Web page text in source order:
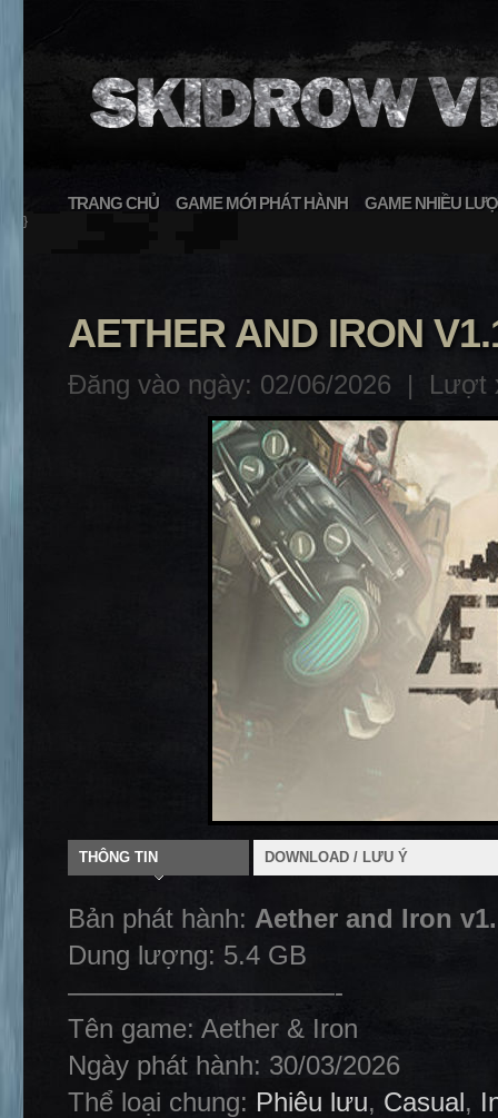
TRANG CHỦ GAME MỚI PHÁT HÀNH GAME NHIỀU
}
AETHER AND IRON
Đăng vào ngày: 02/06/2026 | Lượt
THÔNG TIN DOWNLOAD / LƯU Ý
Bản phát hành: Aether and Iron
Dung lượng: 5.4 GB
——————————-
Tên game: Aether & Iron
Ngày phát hành: 30/03/2026
Thể loại chung: Phiêu lưu, Casual,